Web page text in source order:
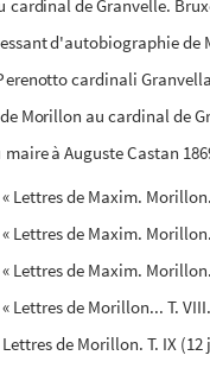
cardinal de Granvelle.
d'autobiographie de
cardinali
Morillon au cardinal de
maire à Auguste Castan
Lettres de Maxim.
Lettres de Maxim.
Lettres de Maxim.
Lettres de Morillon... T.
de Morillon. T. IX